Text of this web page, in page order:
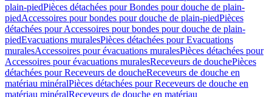
plain-piedPièces détachées pour Bondes pour douche de plain-
piedAccessoires pour bondes pour douche de plain-piedPièces
détachées pour Accessoires pour bondes pour douche de plain-
piedEvacuations muralesPièces détachées pour Evacuations
muralesAccessoires pour évacuations muralesPièces détachées pour
Accessoires pour évacuations muralesReceveurs de douchePièces
détachées pour Receveurs de doucheReceveurs de douche en
matériau minéralPièces détachées pour Receveurs de douche en
matériau minéralReceveurs de douche en matériau